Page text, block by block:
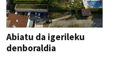
Abiatu da igerileku
denboraldia